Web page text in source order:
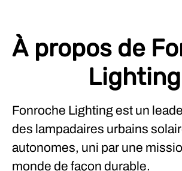
À propos de
Lighting
Fonroche Lighting est un
des lampadaires urbains
autonomes, uni par une
monde de façon durable.